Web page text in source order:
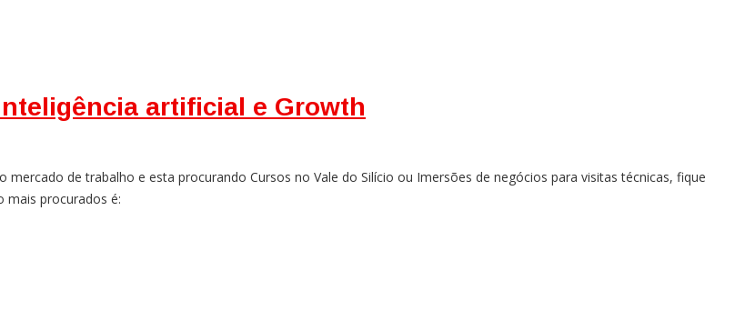
artificial e Growth
de trabalho e esta procurando Cursos no Vale do Silício ou Imersões de negócios para visitas técnicas, fique
mais procurados é: